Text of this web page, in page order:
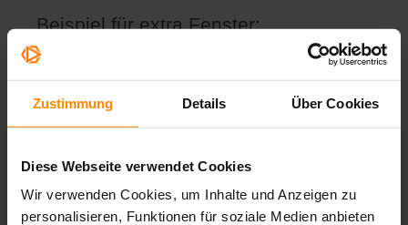
Zustimmung Details Über Cookies
Diese Webseite verwendet Cookies
Wir verwenden Cookies, um Inhalte und Anzeigen zu
personalisieren, Funktionen für soziale Medien anbieten
Beispiel für extra Fenster:
PowerPoint Präsentation im PDF-
Format